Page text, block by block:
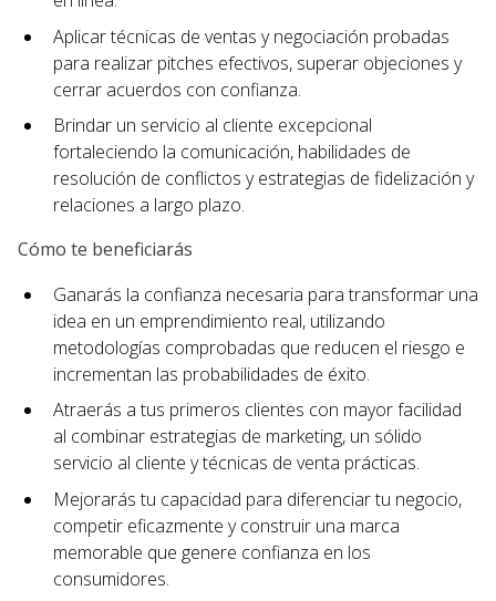
Aplicar técnicas de ventas y negociación probadas
para realizar pitches efectivos, superar objeciones y
cerrar acuerdos con confianza.
Brindar un servicio al cliente excepcional
fortaleciendo la comunicación, habilidades de
resolución de conflictos y estrategias de fidelización y
relaciones a largo plazo.
Cómo te beneficiarás
Ganarás la confianza necesaria para transformar una
idea en un emprendimiento real, utilizando
metodologías comprobadas que reducen el riesgo e
incrementan las probabilidades de éxito.
Atraerás a tus primeros clientes con mayor facilidad
al combinar estrategias de marketing, un sólido
servicio al cliente y técnicas de venta prácticas.
Mejorarás tu capacidad para diferenciar tu negocio,
competir eficazmente y construir una marca
memorable que genere confianza en los
consumidores.